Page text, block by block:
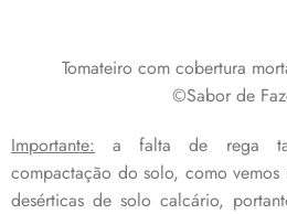
Tomateiro com cobertura
©Sabor de
Importante: a falta de rega
compactação do solo, como vemos
desérticas de solo calcário,